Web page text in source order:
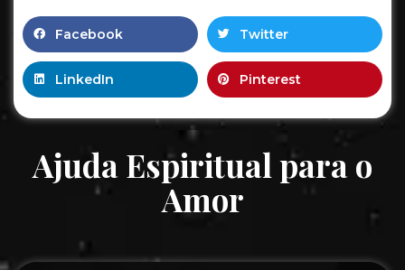
Facebook Twitter
LinkedIn Pinterest
Ajuda Espiritual para o
Amor